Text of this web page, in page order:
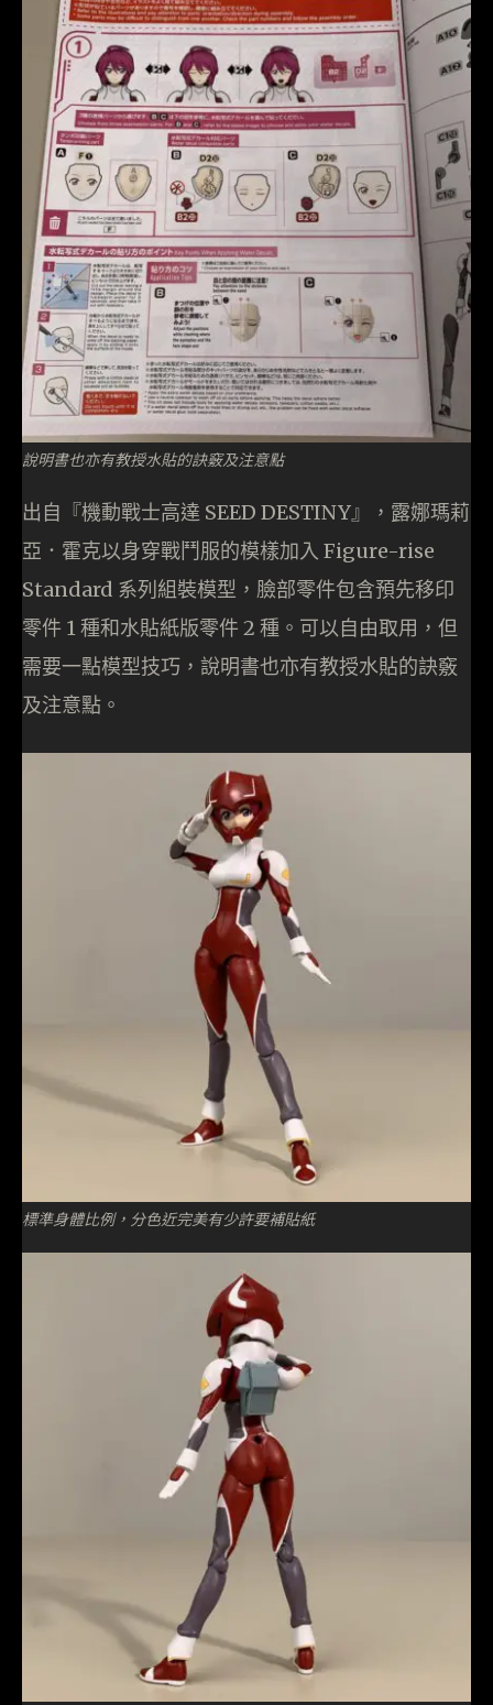
說明書也亦有教授水貼的訣竅及注意點
出自『機動戰士高達 SEED DESTINY』，露娜瑪莉
亞．霍克以身穿戰鬥服的模樣加入 Figure-rise
Standard 系列組裝模型，臉部零件包含預先移印
零件 1 種和水貼紙版零件 2 種。可以自由取用，但
需要一點模型技巧，說明書也亦有教授水貼的訣竅
及注意點。
標準身體比例，分色近完美有少許要補貼紙